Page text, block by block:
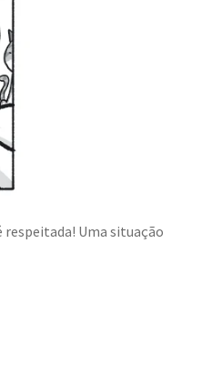
respeitada! Uma situação